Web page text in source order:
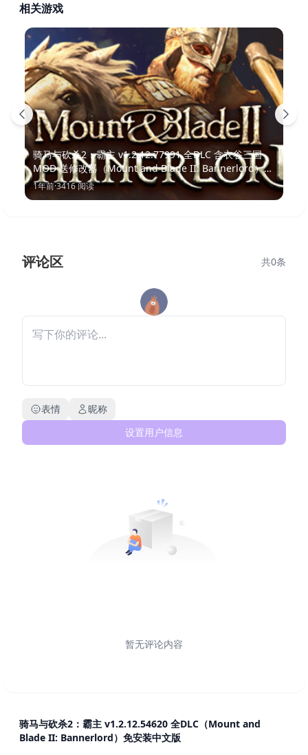
相关游戏
骑马与砍杀2：霸主 v1.2.12.77991 全DLC 含衣谷三国
MOD 送修改器（Mount and Blade II: Bannerlord）免
安装中文版
1年前·3416阅读
评论区 共0条
表情
昵称
设置用户信息
暂无评论内容
骑马与砍杀2：霸主 v1.2.12.54620 全DLC（Mount and
Blade II: Bannerlord）免安装中文版